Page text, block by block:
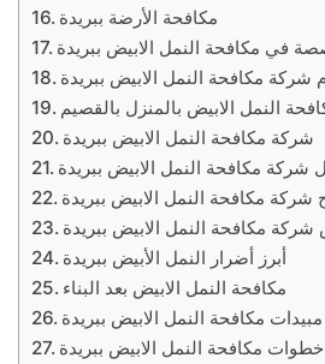
مكافحة الأرضة ببريدة
في مكافحة النمل الابيض ببريدة
شركة مكافحة النمل الابيض ببريدة
النمل الابيض بالمنزل بالقصيم
شركة مكافحة النمل الابيض ببريدة
أبرز أضرار النمل الأبيض ببريدة
مكافحة النمل الابيض بعد البناء
مبيدات مكافحة النمل الابيض ببريدة